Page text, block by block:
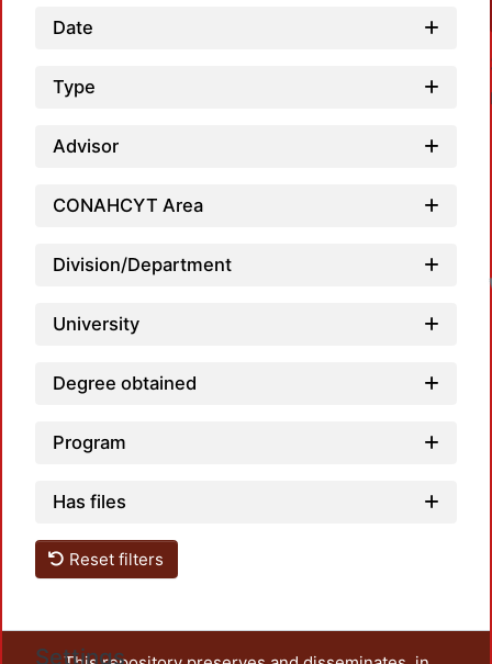
Date
Type
Advisor
CONAHCYT Area
Division/Department
University
Degree obtained
Program
Has files
Reset filters
Settings